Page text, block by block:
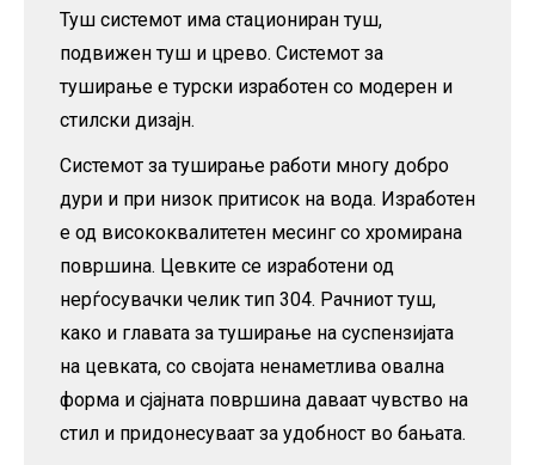
Туш системот има стациониран туш,
подвижен туш и црево. Системот за
туширање е турски изработен со модерен и
стилски дизајн.
Системот за туширање работи многу добро
дури и при низок притисок на вода. Изработен
е од висококвалитетен месинг со хромирана
површина. Цевките се изработени од
нерѓосувачки челик тип 304. Рачниот туш,
како и главата за туширање на суспензијата
на цевката, со својата ненаметлива овална
форма и сјајната површина даваат чувство на
стил и придонесуваат за удобност во бањата.